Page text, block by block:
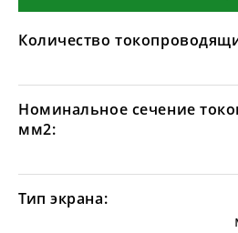
Количество
Номинальное сечение
мм2:
Тип экрана: